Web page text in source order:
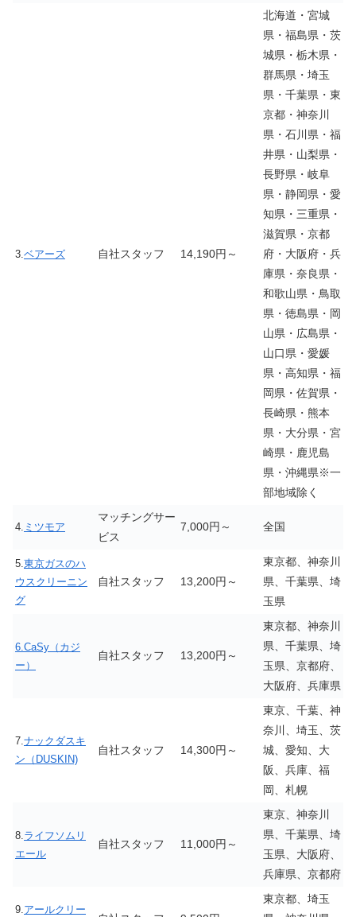
3. ベアーズ 自社スタッフ 14,190円～
北海道・宮城
県・福島県・茨
城県・栃木県・
群馬県・埼玉
県・千葉県・東
京都・神奈川
県・石川県・福
井県・山梨県・
長野県・岐阜
県・静岡県・愛
知県・三重県・
滋賀県・京都
府・大阪府・兵
庫県・奈良県・
和歌山県・鳥取
県・徳島県・岡
山県・広島県・
山口県・愛媛
県・高知県・福
岡県・佐賀県・
長崎県・熊本
県・大分県・宮
崎県・鹿児島
県・沖縄県※一
部地域除く
4. ミツモア
マッチングサー
ビス
7,000円～ 全国
5. 東京ガスのハ
ウスクリーニン
グ
自社スタッフ 13,200円～
東京都、神奈川
県、千葉県、埼
玉県
6.CaSy（カジ
ー）
自社スタッフ 13,200円～
東京都、神奈川
県、千葉県、埼
玉県、京都府、
大阪府、兵庫県
7. ナックダスキ
ン（DUSKIN)
自社スタッフ 14,300円～
東京、千葉、神
奈川、埼玉、茨
城、愛知、大
阪、兵庫、福
岡、札幌
8. ライフソムリ
エール
自社スタッフ 11,000円～
東京、神奈川
県、千葉県、埼
玉県、大阪府、
兵庫県、京都府
9. アールクリー
東京都、埼玉